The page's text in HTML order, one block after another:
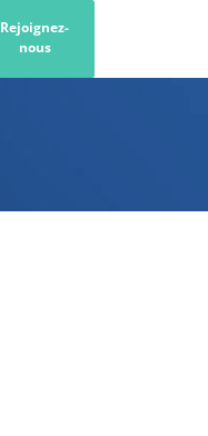
Rejoignez-
nous